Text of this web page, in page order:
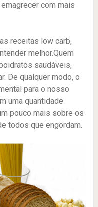
com mais
receitas low carb,
melhor.Quem
saudáveis,
De qualquer modo, o
para o nosso
uma quantidade
pouco mais sobre os
todos que engordam.